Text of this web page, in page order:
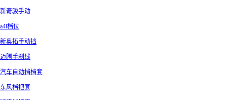
新奇骏手动
a4l档位
新奥拓手动挡
迈腾手刹线
汽车自动挡档套
东风档把套